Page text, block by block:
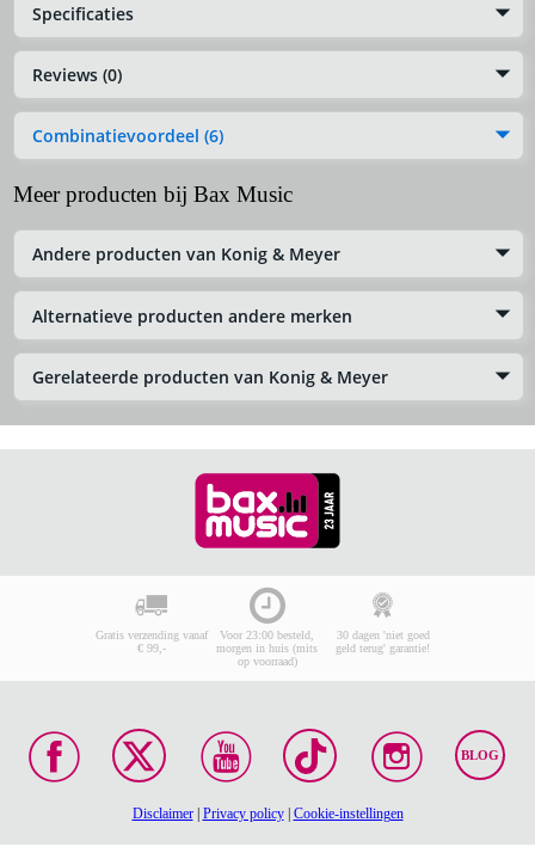
Specificaties
Reviews (0)
Combinatievoordeel (6)
Meer producten bij Bax Music
Andere producten van Konig & Meyer
Alternatieve producten andere merken
Gerelateerde producten van Konig & Meyer
Gratis verzending vanaf
€ 99,-
Voor 23:00 besteld,
morgen in huis (mits
op voorraad)
30 dagen 'niet goed
geld terug' garantie!
BLOG
Disclaimer| Privacy policy| Cookie-instellingen